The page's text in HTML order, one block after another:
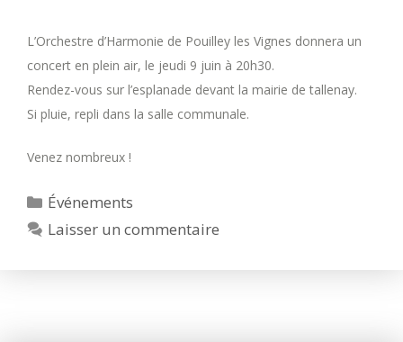
L’Orchestre d’Harmonie de Pouilley les Vignes donnera un
concert en plein air, le jeudi 9 juin à 20h30.
Rendez-vous sur l’esplanade devant la mairie de tallenay.
Si pluie, repli dans la salle communale.
Venez nombreux !
Catégories
Événements
Laisser un commentaire